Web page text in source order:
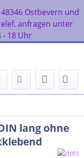
Ostbevern und
anfragen unter
- 18 Uhr
lang ohne